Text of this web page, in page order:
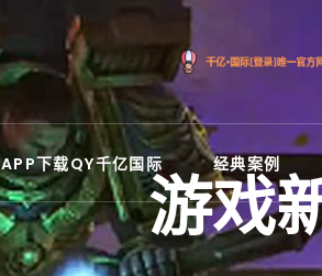
APP下载QY千亿国际 经典案例
游戏